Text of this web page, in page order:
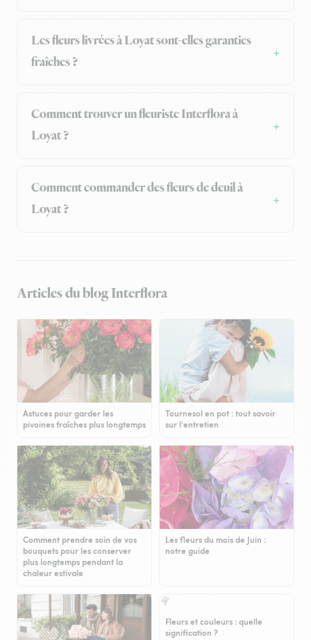
Les fleurs livrées à Loyat sont-elles garanties
fraîches ?
Comment trouver un fleuriste Interflora à
Loyat ?
Comment commander des fleurs de deuil à
Loyat ?
Articles du blog Interflora
Astuces pour garder les
pivoines fraîches plus longtemps
Tournesol en pot : tout savoir
sur l'entretien
Comment prendre soin de vos
bouquets pour les conserver
plus longtemps pendant la
chaleur estivale
Les fleurs du mois de Juin :
notre guide
Fleurs et couleurs : quelle
signification ?